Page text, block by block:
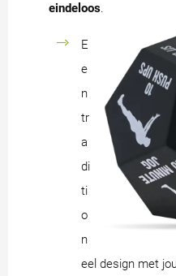
eindeloos.
E
e
n
tr
a
di
ti
o
n
eel design met